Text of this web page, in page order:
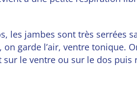
les jambes sont très serrées
garde l’air, ventre tonique.
le ventre ou sur le dos